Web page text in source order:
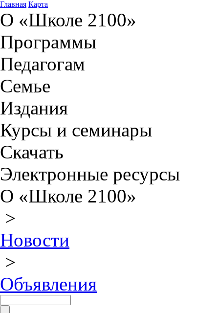
Главная Карта
О «Школе 2100»
Программы
Педагогам
Семье
Издания
Курсы и семинары
Скачать
Электронные ресурсы
О «Школе 2100»
>
Новости
>
Объявления